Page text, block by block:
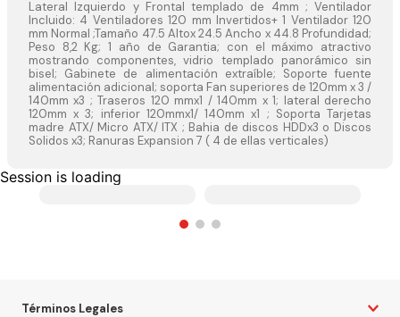
Lateral Izquierdo y Frontal templado de 4mm ; Ventilador
Incluido: 4 Ventiladores 120 mm Invertidos+ 1 Ventilador 120
mm Normal ;Tamaño 47.5 Altox 24.5 Ancho x 44.8 Profundidad;
Peso 8,2 Kg; 1 año de Garantia; con el máximo atractivo
mostrando componentes, vidrio templado panorámico sin
bisel; Gabinete de alimentación extraíble; Soporte fuente
alimentación adicional; soporta Fan superiores de 120mm x 3 /
140mm x3 ; Traseros 120 mmx1 / 140mm x 1; lateral derecho
120mm x 3; inferior 120mmx1/ 140mm x1 ; Soporta Tarjetas
madre ATX/ Micro ATX/ ITX ; Bahia de discos HDDx3 o Discos
Solidos x3; Ranuras Expansion 7 ( 4 de ellas verticales)
Session is loading
Términos Legales